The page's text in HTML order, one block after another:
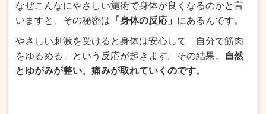
なぜこんなにやさしい施術で身体が良くなるのかと言
いますと、その秘密は 「身体の反応」 にあるんです。
やさしい刺激を受けると身体は安心して「自分で筋肉
をゆるめる」という反応が起きます。その結果、
自然
とゆがみが整い、痛みが取れていくのです。